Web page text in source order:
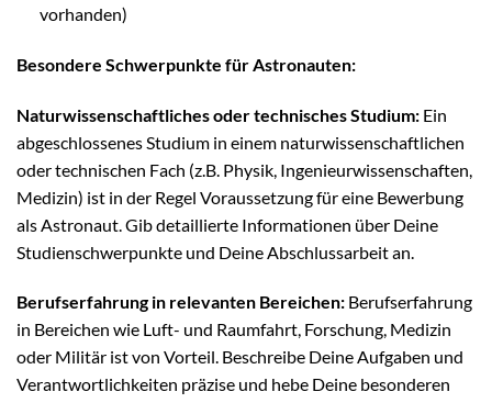
vorhanden)
Besondere Schwerpunkte für Astronauten:
Naturwissenschaftliches oder technisches Studium: Ein
abgeschlossenes Studium in einem naturwissenschaftlichen
oder technischen Fach (z.B. Physik, Ingenieurwissenschaften,
Medizin) ist in der Regel Voraussetzung für eine Bewerbung
als Astronaut. Gib detaillierte Informationen über Deine
Studienschwerpunkte und Deine Abschlussarbeit an.
Berufserfahrung in relevanten Bereichen: Berufserfahrung
in Bereichen wie Luft- und Raumfahrt, Forschung, Medizin
oder Militär ist von Vorteil. Beschreibe Deine Aufgaben und
Verantwortlichkeiten präzise und hebe Deine besonderen